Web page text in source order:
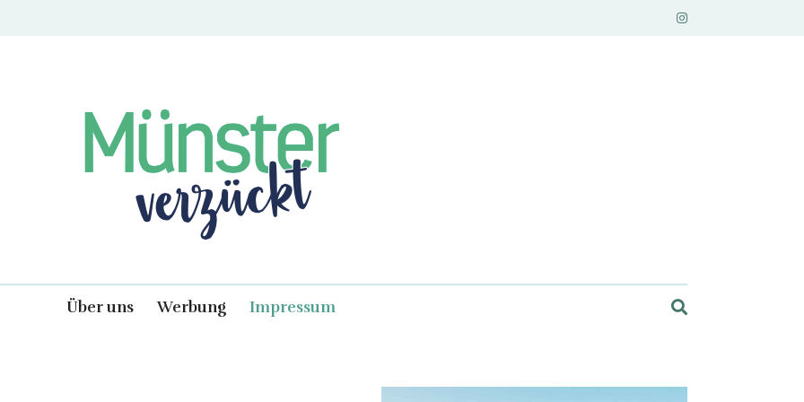
Über uns Werbung Impressum